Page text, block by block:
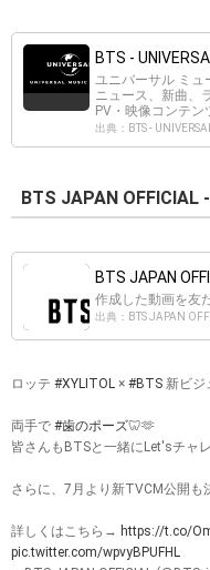
BTS -
ユニバーサル ミュ
ニュース、新曲、
PV・映像コンテン
出典：BTS -
BTS JAPAN OFFICIAL
BTS JAPAN
作成した動画を友
出典：BTS JAPAN
ロッテ #XYLITOL × #BTS 新ビジ
両手で #歯のポーズ🦷🫶
皆さんもBTSと一緒にLet'sチャ
さらに、7月より新TVCM公開も
詳しくはこちら→ https://t.co/
pic.twitter.com/wpvyBPUFHL